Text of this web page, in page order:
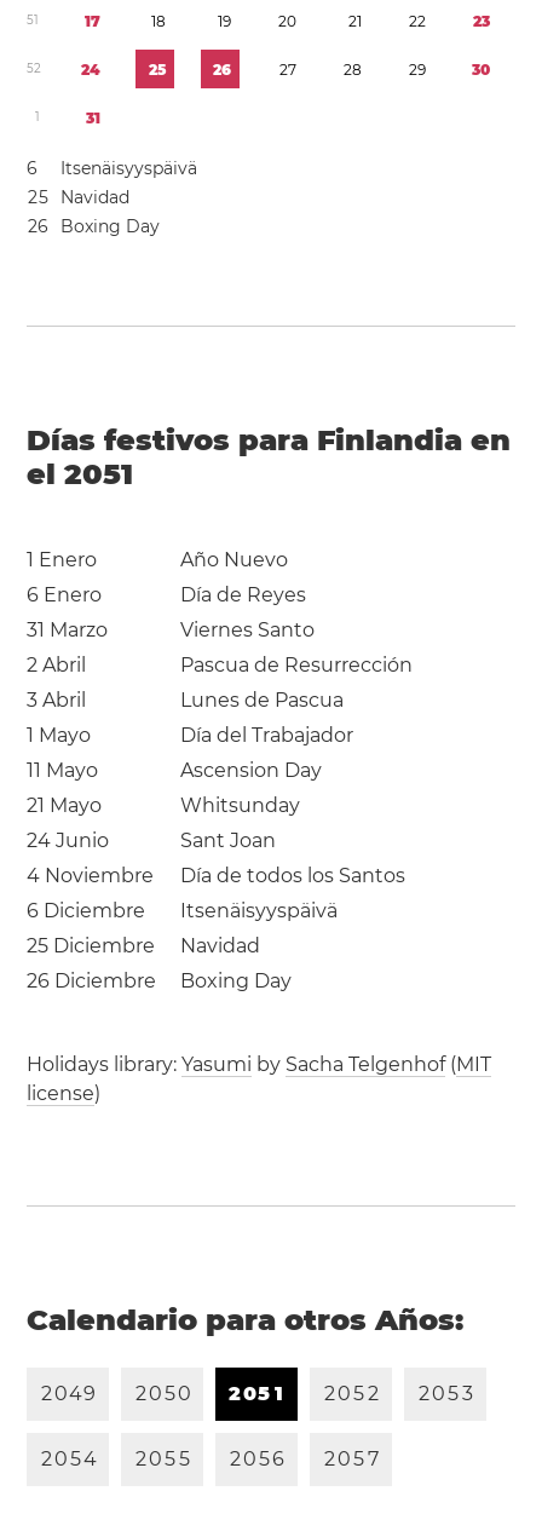
51 17 18 19 20 21 22 23
52 24 25 26 27 28 29 30
1 31
6
Itsenäisyyspäivä
25
Navidad
26 Boxing Day
Días festivos para Finlandia en
el 2051
1 Enero
Año Nuevo
6 Enero
Día de Reyes
31 Marzo
Viernes Santo
2 Abril
Pascua de Resurrección
3 Abril
Lunes de Pascua
1 Mayo
Día del Trabajador
11 Mayo
Ascension Day
21 Mayo
Whitsunday
24 Junio
Sant Joan
4 Noviembre
Día de todos los Santos
6 Diciembre
Itsenäisyyspäivä
25 Diciembre
Navidad
26 Diciembre
Boxing Day
Holidays library:Yasumi by Sacha Telgenhof(MIT
license)
Calendario para otros Años:
2049 2050 205 1 2052 2053
2054 2055 2056 2057